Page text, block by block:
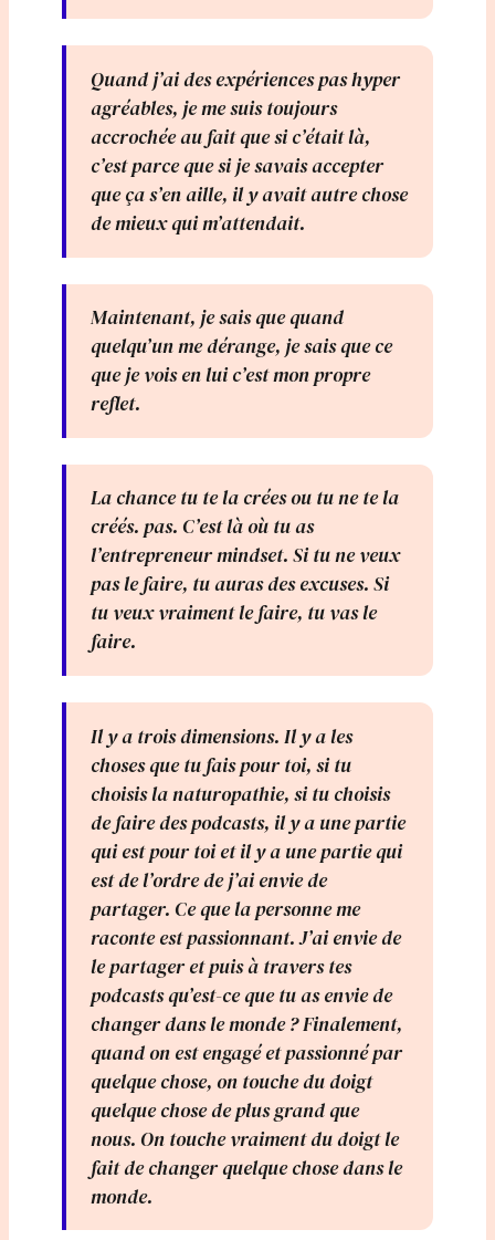
Quand j’ai des expériences pas hyper
agréables, je me suis toujours
accrochée au fait que si c’était là,
c’est parce que si je savais accepter
que ça s’en aille, il y avait autre chose
de mieux qui m’attendait.
Maintenant, je sais que quand
quelqu’un me dérange, je sais que ce
que je vois en lui c’est mon propre
reflet.
La chance tu te la crées ou tu ne te la
créés. pas. C’est là où tu as
l’entrepreneur mindset. Si tu ne veux
pas le faire, tu auras des excuses. Si
tu veux vraiment le faire, tu vas le
faire.
Il y a trois dimensions. Il y a les
choses que tu fais pour toi, si tu
choisis la naturopathie, si tu choisis
de faire des podcasts, il y a une partie
qui est pour toi et il y a une partie qui
est de l’ordre de j’ai envie de
partager. Ce que la personne me
raconte est passionnant. J’ai envie de
le partager et puis à travers tes
podcasts qu’est-ce que tu as envie de
changer dans le monde ? Finalement,
quand on est engagé et passionné par
quelque chose, on touche du doigt
quelque chose de plus grand que
nous. On touche vraiment du doigt le
fait de changer quelque chose dans le
monde.